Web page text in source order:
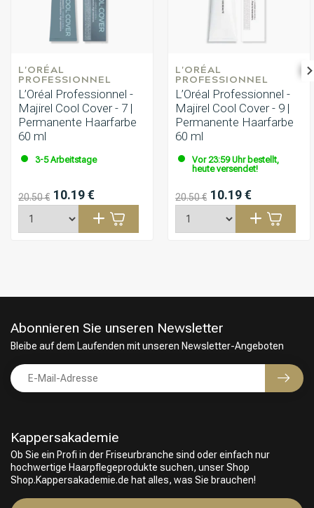
L'ORÉAL
PROFESSIONNEL
L’Oréal Professionnel -
Majirel Cool Cover - 7 |
Permanente Haarfarbe
60 ml
3-5 Arbeitstage
20.50 € 10.19 €
L'ORÉAL
PROFESSIONNEL
L’Oréal Professionnel -
Majirel Cool Cover - 9 |
Permanente Haarfarbe
60 ml
Vor 23:59 Uhr bestellt,
heute versendet!
20.50 € 10.19 €
Kappersakademie
Ob Sie ein Profi in der Friseurbranche sind oder einfach nur
hochwertige Haarpflegeprodukte suchen, unser Shop
Shop.Kappersakademie.de hat alles, was Sie brauchen!
Abonnieren Sie unseren Newsletter
Bleibe auf dem Laufenden mit unseren Newsletter-Angeboten